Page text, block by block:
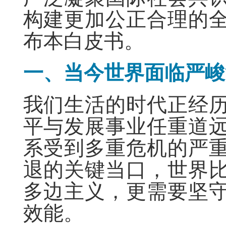
构建更加公正合理的
布本白皮书。
一、当今世界面临严
我们生活的时代正经
平与发展事业任重道
系受到多重危机的严
退的关键当口，世界
多边主义，更需要坚
效能。